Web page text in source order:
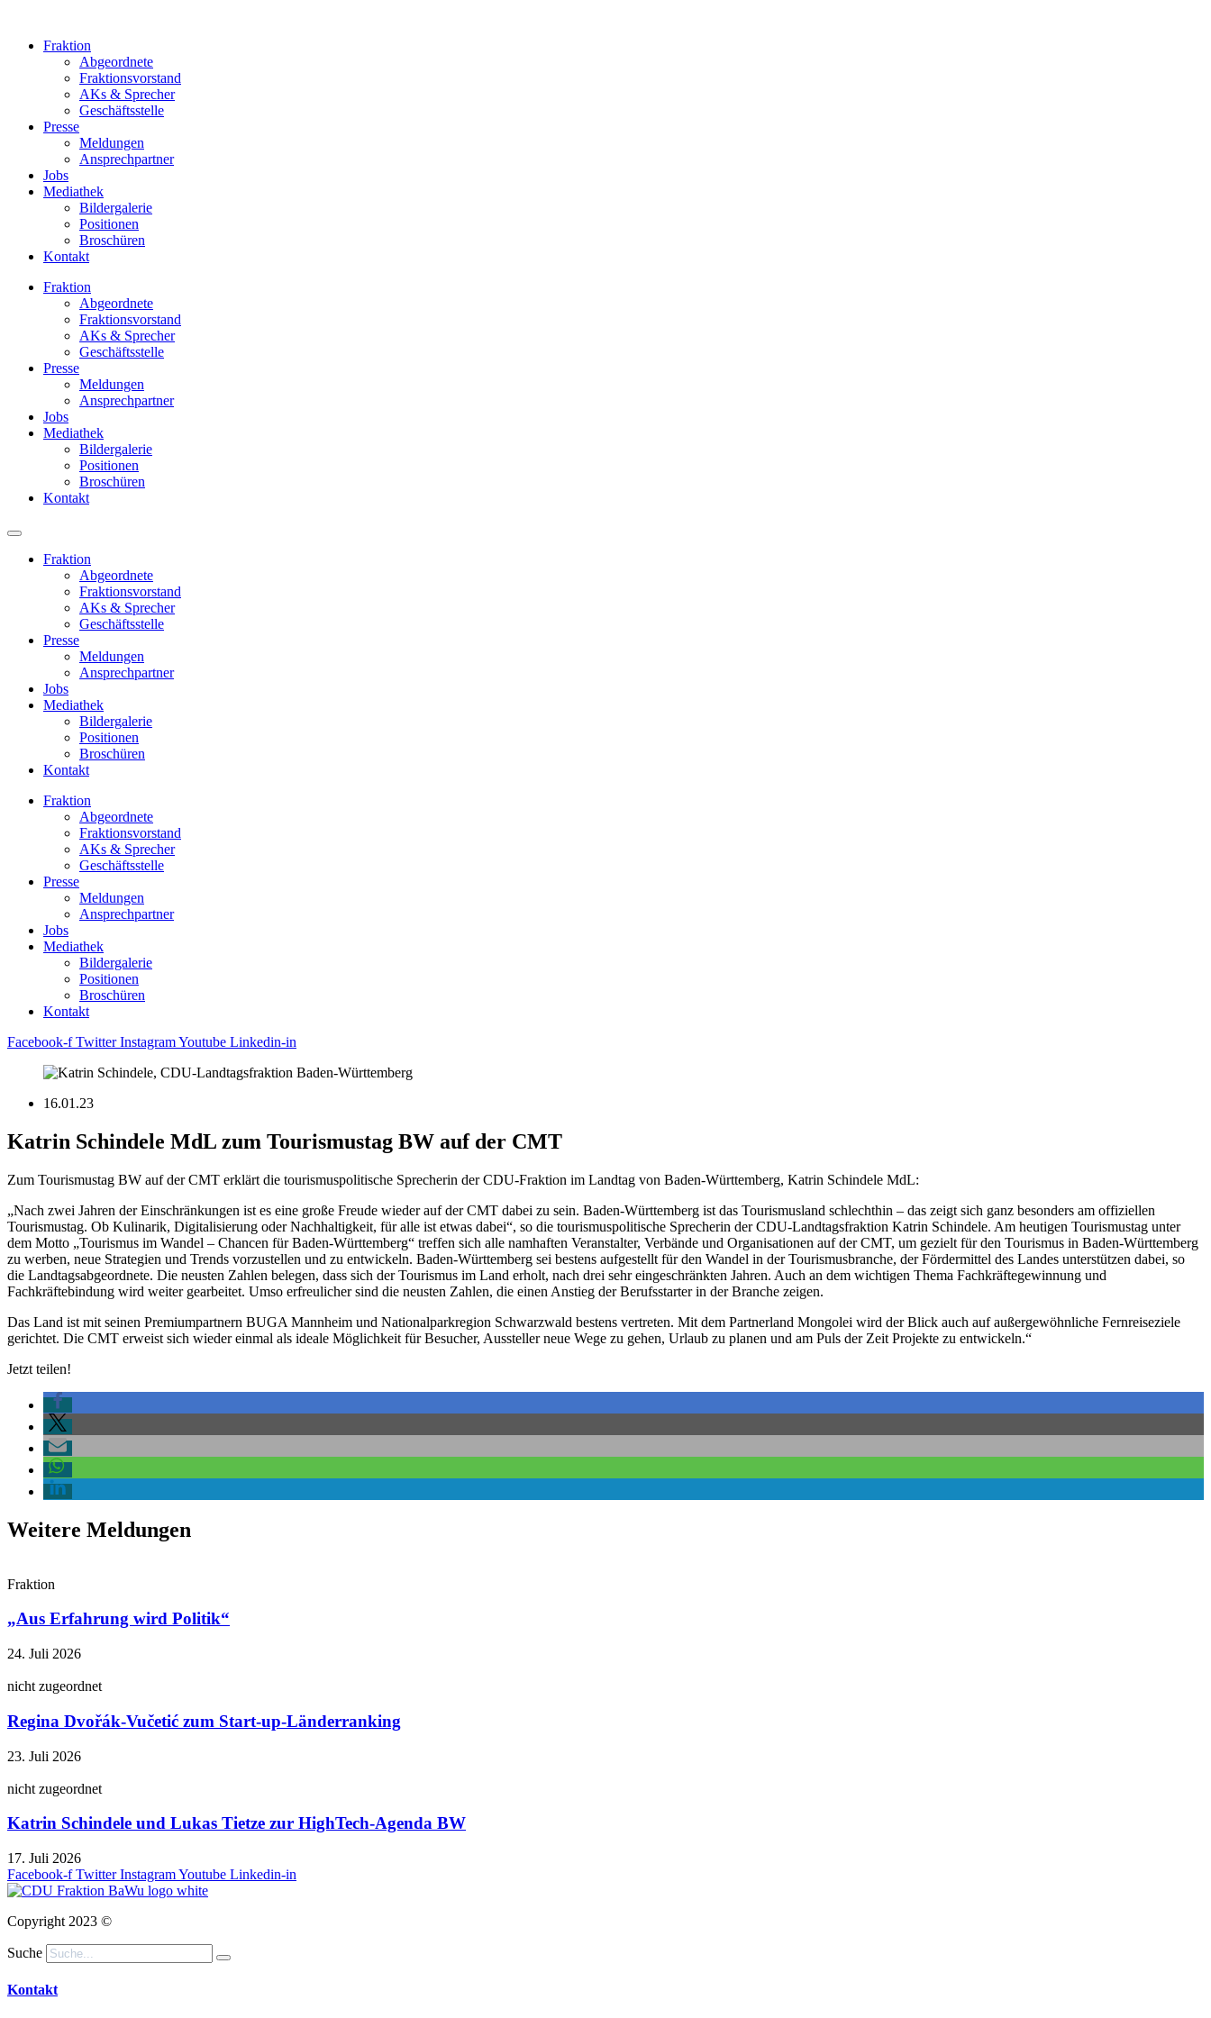
springenFraktion
Abgeordnete
Fraktions­vorstand
AKs & Sprecher
Geschäftsstelle
Presse
Meldungen
Ansprechpartner
Jobs
Mediathek
Bildergalerie
Positionen
Broschüren
Kontakt
Fraktion
Abgeordnete
Fraktions­vorstand
AKs & Sprecher
Geschäftsstelle
Presse
Meldungen
Ansprechpartner
Jobs
Mediathek
Bildergalerie
Positionen
Broschüren
Kontakt
Fraktion
Abgeordnete
Fraktions­vorstand
AKs & Sprecher
Geschäftsstelle
Presse
Meldungen
Ansprechpartner
Jobs
Mediathek
Bildergalerie
Positionen
Broschüren
Kontakt
Fraktion
Abgeordnete
Fraktions­vorstand
AKs & Sprecher
Geschäftsstelle
Presse
Meldungen
Ansprechpartner
Jobs
Mediathek
Bildergalerie
Positionen
Broschüren
Kontakt
Facebook-f Twitter InstagramYoutube Linkedin-in
16.01.23
Katrin Schindele MdL zum Tourismustag BW auf der CMT
Zum Tourismustag BW auf der CMT erklärt die tourismuspolitische Sprecherin der CDU-Fraktion im Landtag von Baden-Württemberg, Katrin Schindele MdL:
„Nach zwei Jahren der Einschränkungen ist es eine große Freude wieder auf der CMT dabei zu sein. Baden-Württemberg ist das Tourismusland schlechthin – das zeigt sich ganz besonders am offiziellen
Tourismustag. Ob Kulinarik, Digitalisierung oder Nachhaltigkeit, für alle ist etwas dabei“, so die tourismuspolitische Sprecherin der CDU-Landtagsfraktion Katrin Schindele. Am heutigen Tourismustag unter
dem Motto „Tourismus im Wandel – Chancen für Baden-Württemberg“ treffen sich alle namhaften Veranstalter, Verbände und Organisationen auf der CMT, um gezielt für den Tourismus in Baden-Württemberg
zu werben, neue Strategien und Trends vorzustellen und zu entwickeln. Baden-Württemberg sei bestens aufgestellt für den Wandel in der Tourismusbranche, der Fördermittel des Landes unterstützen dabei, so
die Landtagsabgeordnete. Die neusten Zahlen belegen, dass sich der Tourismus im Land erholt, nach drei sehr eingeschränkten Jahren. Auch an dem wichtigen Thema Fachkräftegewinnung und
Fachkräftebindung wird weiter gearbeitet. Umso erfreulicher sind die neusten Zahlen, die einen Anstieg der Berufsstarter in der Branche zeigen.
Das Land ist mit seinen Premiumpartnern BUGA Mannheim und Nationalparkregion Schwarzwald bestens vertreten. Mit dem Partnerland Mongolei wird der Blick auch auf außergewöhnliche Fernreiseziele
gerichtet. Die CMT erweist sich wieder einmal als ideale Möglichkeit für Besucher, Aussteller neue Wege zu gehen, Urlaub zu planen und am Puls der Zeit Projekte zu entwickeln.“
Jetzt teilen!
Weitere Meldungen
Fraktion
„Aus Erfahrung wird Politik“
24. Juli 2026
nicht zugeordnet
Regina Dvořák-Vučetić zum Start-up-Länderranking
23. Juli 2026
nicht zugeordnet
Katrin Schindele und Lukas Tietze zur HighTech-Agenda BW
17. Juli 2026
Facebook-f Twitter InstagramYoutube Linkedin-in
Copyright 2023 ©
Suche
Kontakt